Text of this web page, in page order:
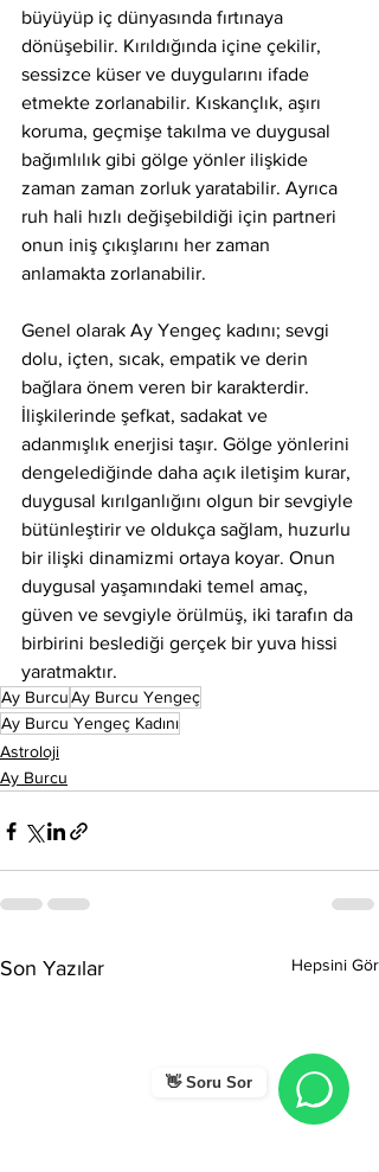
👋 Soru Sor
büyüyüp iç dünyasında fırtınaya
dönüşebilir. Kırıldığında içine çekilir,
sessizce küser ve duygularını ifade
etmekte zorlanabilir. Kıskançlık, aşırı
koruma, geçmişe takılma ve duygusal
bağımlılık gibi gölge yönler ilişkide
zaman zaman zorluk yaratabilir. Ayrıca
ruh hali hızlı değişebildiği için partneri
onun iniş çıkışlarını her zaman
anlamakta zorlanabilir.
Genel olarak Ay Yengeç kadını; sevgi
dolu, içten, sıcak, empatik ve derin
bağlara önem veren bir karakterdir.
İlişkilerinde şefkat, sadakat ve
adanmışlık enerjisi taşır. Gölge yönlerini
dengelediğinde daha açık iletişim kurar,
duygusal kırılganlığını olgun bir sevgiyle
bütünleştirir ve oldukça sağlam, huzurlu
bir ilişki dinamizmi ortaya koyar. Onun
duygusal yaşamındaki temel amaç,
güven ve sevgiyle örülmüş, iki tarafın da
birbirini beslediği gerçek bir yuva hissi
yaratmaktır.
Ay BurcuAy Burcu Yengeç
Ay Burcu Yengeç Kadını
Astroloji
Ay Burcu
Son Yazılar Hepsini Gör